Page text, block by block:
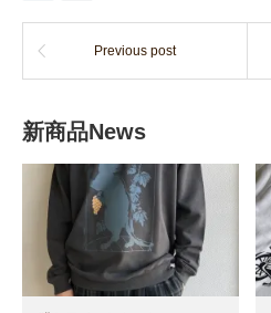
Previous post
新商品News